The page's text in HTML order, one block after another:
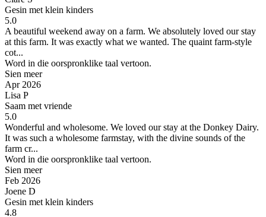
Gesin met klein kinders
5.0
A beautiful weekend away on a farm. We absolutely loved our stay
at this farm. It was exactly what we wanted. The quaint farm-style
cot...
Word in die oorspronklike taal vertoon.
Sien meer
Apr 2026
Lisa P
Saam met vriende
5.0
Wonderful and wholesome. We loved our stay at the Donkey Dairy.
It was such a wholesome farmstay, with the divine sounds of the
farm cr...
Word in die oorspronklike taal vertoon.
Sien meer
Feb 2026
Joene D
Gesin met klein kinders
4.8